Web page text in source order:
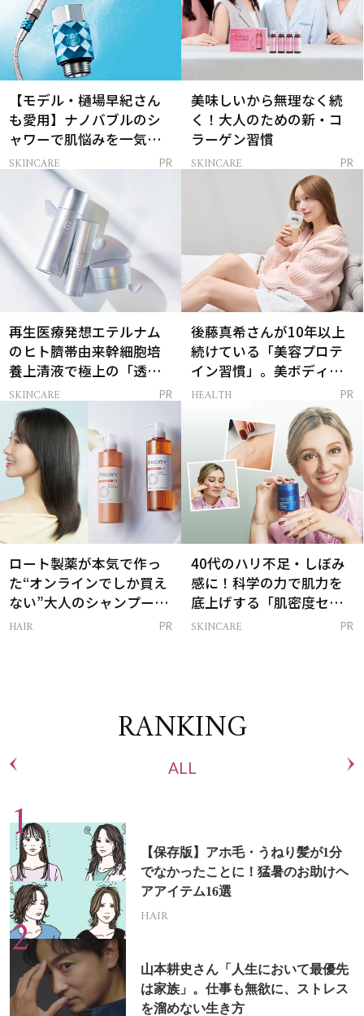
【モデル・樋場早紀さん
も愛用】ナノバブルのシ
ャワーで肌悩みを一気に
解決
SKINCARE PR
美味しいから無理なく続
く！大人のための新・コ
ラーゲン習慣
SKINCARE PR
再生医療発想エテルナム
のヒト臍帯由来幹細胞培
養上清液で極上の「透明
感ハリ肌」へ
SKINCARE PR
後藤真希さんが10年以上
続けている「美容プロテ
イン習慣」。美ボディを
支える朝ルーティンと
HEALTH PR
ロート製薬が本気で作っ
た“オンラインでしか買え
ない”大人のシャンプー＆
トリートメントって？
HAIR PR
40代のハリ不足・しぼみ
感に！科学の力で肌力を
底上げする「肌密度セラ
ム」
SKINCARE PR
RANKING
ALL
【保存版】アホ毛・うねり髪が1分
でなかったことに！猛暑のお助けヘ
アアイテム16選
HAIR
山本耕史さん「人生において最優先
は家族」。仕事も無欲に、ストレス
を溜めない生き方